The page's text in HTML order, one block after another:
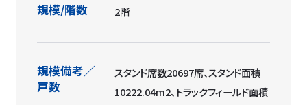
規模/階数 2階
規模備考／
戸数
スタンド席数20697席、スタンド面積
10222.04m2、トラックフィールド面積